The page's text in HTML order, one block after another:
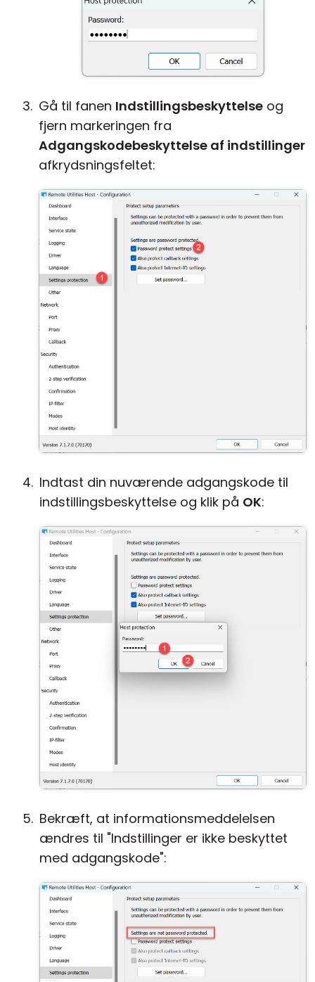
Gå til fanen Indstillingsbeskyttelse og
fjern markeringen fra
Adgangskodebeskyttelse af indstillinger
afkrydsningsfeltet:
Indtast din nuværende adgangskode til
indstillingsbeskyttelse og klik på OK:
Bekræft, at informationsmeddelelsen
ændres til "Indstillinger er ikke beskyttet
med adgangskode":